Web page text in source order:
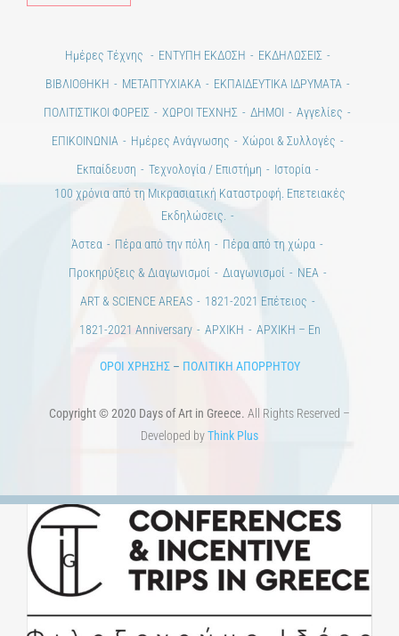
Ημέρες Τέχνης ΕΝΤΥΠΗ ΕΚΔΟΣΗ
ΕΚΔΗΛΩΣΕΙΣ
ΒΙΒΛΙΟΘΗΚΗ
ΜΕΤΑΠΤΥΧΙΑΚΑ
ΕΚΠΑΙΔΕΥΤΙΚΑ ΙΔΡΥΜΑΤΑ
ΠΟΛΙΤΙΣΤΙΚΟΙ ΦΟΡΕΙΣ
ΧΩΡΟΙ ΤΕΧΝΗΣ ΔΗΜΟΙ
Αγγελίες
ΕΠΙΚΟΙΝΩΝΙΑ
Ημέρες Ανάγνωσης
Χώροι & Συλλογές
Εκπαίδευση
Τεχνολογία / Επιστήμη
Ιστορία
100 χρόνια από τη Μικρασιατική Καταστροφή. Επετειακές
Εκδηλώσεις.
Άστεα
Πέρα από την πόλη
Πέρα από τη χώρα
Προκηρύξεις & Διαγωνισμοί
Διαγωνισμοί
ΝΕΑ
ART & SCIENCE AREAS
1821-2021 Επέτειος
1821-2021 Anniversary
ΑΡΧΙΚΗ ΑΡΧΙΚΗ – En
ΟΡΟΙ ΧΡΗΣΗΣ– ΠΟΛΙΤΙΚΗ ΑΠΟΡΡΗΤΟΥ
Copyright © 2020 Days of Art in Greece. All Rights Reserved –
Developed byThink Plus